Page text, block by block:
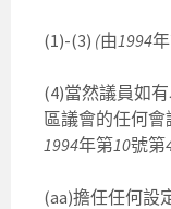
(1)-(3) (由1994
(4)當然議員如
區議會的任何
1994年第10號第
(aa)擔任任何設